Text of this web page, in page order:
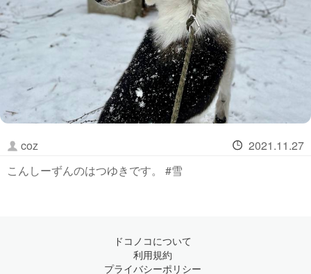
coz
2021.11.27
こんしーずんのはつゆきです。 #雪
ドコノコについて
利用規約
プライバシーポリシー